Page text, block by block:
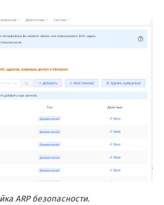
ARP безопасности.